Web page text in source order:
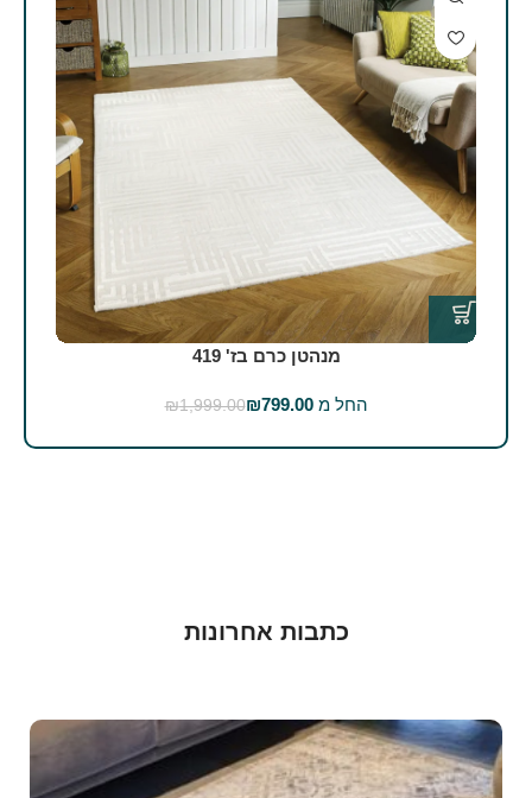
מנהטן כרם בז' 419
החל מ ₪799.00
₪1,999.00
כתבות אחרונות